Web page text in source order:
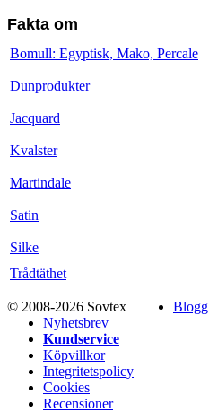
Fakta om
Bomull: Egyptisk, Mako, Percale
Dunprodukter
Jacquard
Kvalster
Martindale
Satin
Silke
Trådtäthet
© 2008-2026 Sovtex
Blogg
Nyhetsbrev
Kundservice
Köpvillkor
Integritetspolicy
Cookies
Recensioner